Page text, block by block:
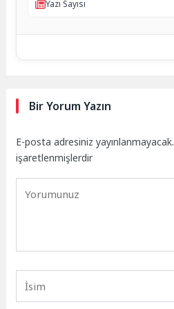
Yazı Sayısı
Bir Yorum Yazın
E-posta adresiniz yayınlanmayacak.
işaretlenmişlerdir